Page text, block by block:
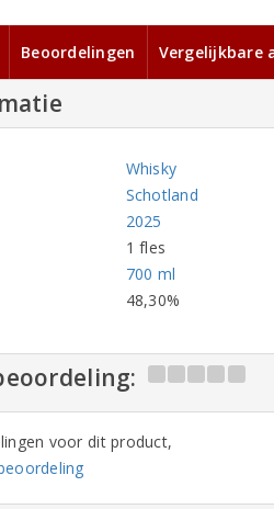
Beoordelingen Vergelijkbare
Whisky
Schotland
2025
1 fles
700 ml
48,30%
voor dit product,